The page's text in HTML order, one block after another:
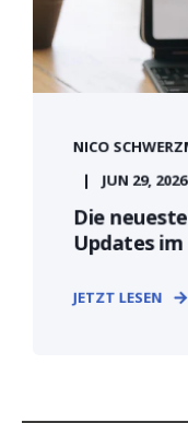
NICO
JUN 29,
Die
Updates im
JETZT LESEN